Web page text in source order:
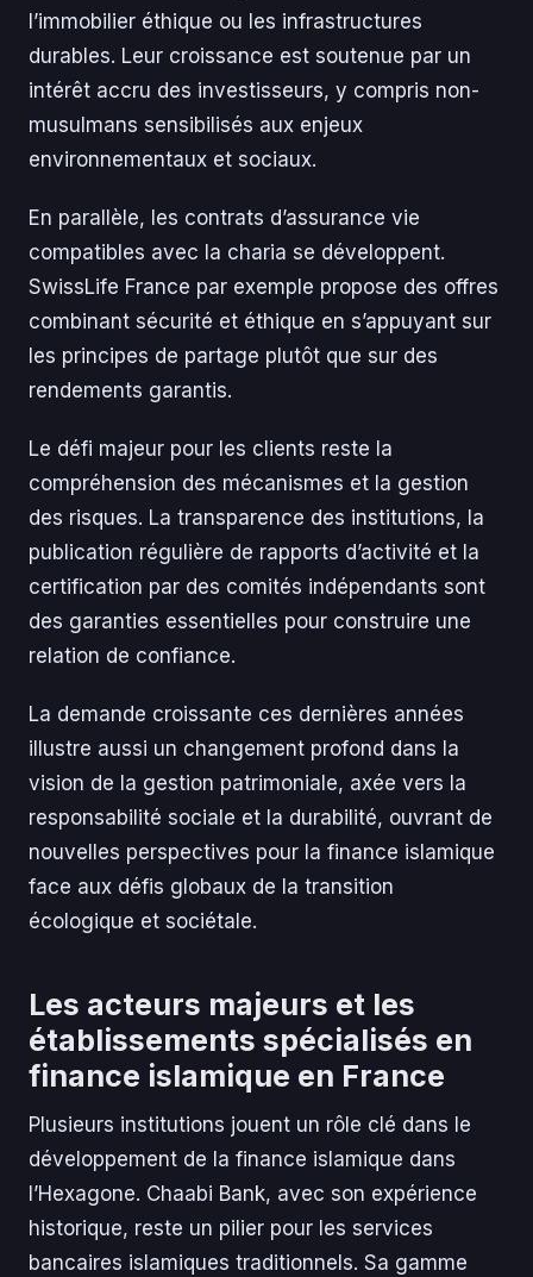
l’immobilier éthique ou les infrastructures
durables. Leur croissance est soutenue par un
intérêt accru des investisseurs, y compris non-
musulmans sensibilisés aux enjeux
environnementaux et sociaux.
En parallèle, les contrats d’assurance vie
compatibles avec la charia se développent.
SwissLife France par exemple propose des offres
combinant sécurité et éthique en s’appuyant sur
les principes de partage plutôt que sur des
rendements garantis.
Le défi majeur pour les clients reste la
compréhension des mécanismes et la gestion
des risques. La transparence des institutions, la
publication régulière de rapports d’activité et la
certification par des comités indépendants sont
des garanties essentielles pour construire une
relation de confiance.
La demande croissante ces dernières années
illustre aussi un changement profond dans la
vision de la gestion patrimoniale, axée vers la
responsabilité sociale et la durabilité, ouvrant de
nouvelles perspectives pour la finance islamique
face aux défis globaux de la transition
écologique et sociétale.
Les acteurs majeurs et les
établissements spécialisés en
finance islamique en France
Plusieurs institutions jouent un rôle clé dans le
développement de la finance islamique dans
l’Hexagone. Chaabi Bank, avec son expérience
historique, reste un pilier pour les services
bancaires islamiques traditionnels. Sa gamme